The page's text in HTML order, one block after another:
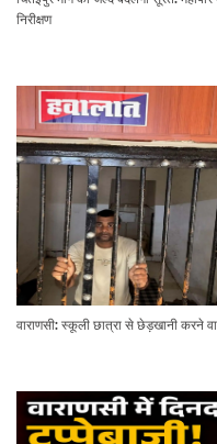
निरीक्षण
वाराणसी: स्कूली छात्रा से छेड़खानी करने